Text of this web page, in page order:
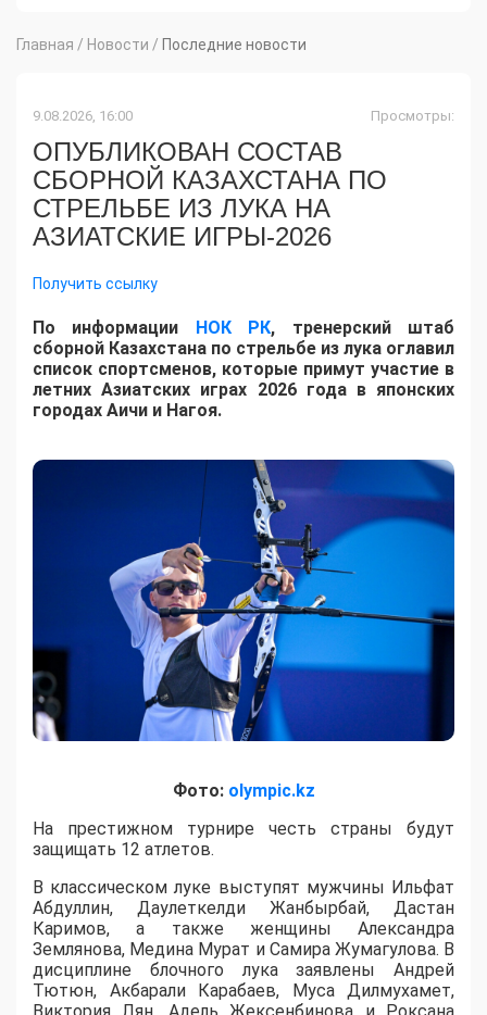
Главная / Новости / Последние новости
9.08.2026, 16:00 Просмотры:
ОПУБЛИКОВАН СОСТАВ
СБОРНОЙ КАЗАХСТАНА ПО
СТРЕЛЬБЕ ИЗ ЛУКА НА
АЗИАТСКИЕ ИГРЫ-2026
Получить ссылку
По информации НОК РК, тренерский штаб
сборной Казахстана по стрельбе из лука оглавил
список спортсменов, которые примут участие в
летних Азиатских играх 2026 года в японских
городах Аичи и Нагоя.
Фото: olympic.kz
На престижном турнире честь страны будут
защищать 12 атлетов.
В классическом луке выступят мужчины Ильфат
Абдуллин, Даулеткелди Жанбырбай, Дастан
Каримов, а также женщины Александра
Землянова, Медина Мурат и Самира Жумагулова. В
дисциплине блочного лука заявлены Андрей
Тютюн, Акбарали Карабаев, Муса Дилмухамет,
Виктория Лян, Адель Жексенбинова и Роксана